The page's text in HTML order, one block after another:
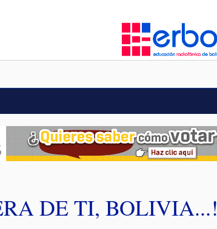
DE TI, BOLIVIA...!